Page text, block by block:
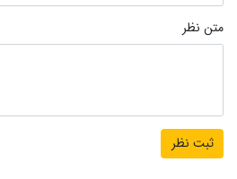
متن نظر